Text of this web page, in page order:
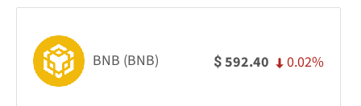
BNB (BNB) $592.40 0.02%